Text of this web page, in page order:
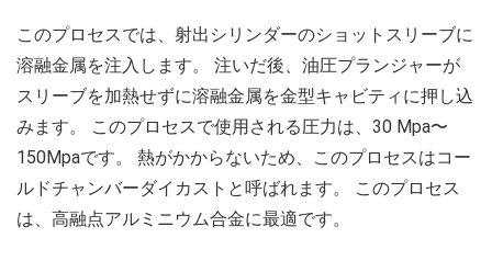
このプロセスでは、射出シリンダーのショットスリーブに
溶融金属を注入します。 注いだ後、油圧プランジャーが
スリーブを加熱せずに溶融金属を金型キャビティに押し込
みます。 このプロセスで使用される圧力は、30 Mpa〜
150Mpaです。 熱がかからないため、このプロセスはコー
ルドチャンバーダイカストと呼ばれます。 このプロセス
は、高融点アルミニウム合金に最適です。